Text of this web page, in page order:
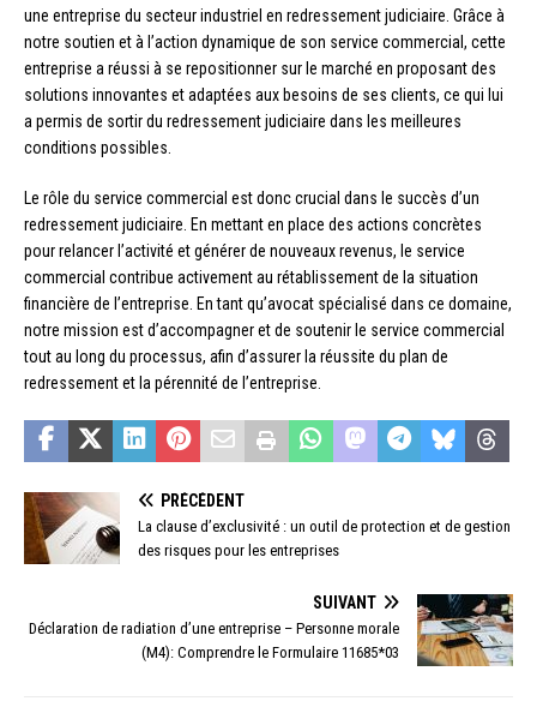
une entreprise du secteur industriel en redressement judiciaire. Grâce à
notre soutien et à l’action dynamique de son service commercial, cette
entreprise a réussi à se repositionner sur le marché en proposant des
solutions innovantes et adaptées aux besoins de ses clients, ce qui lui
a permis de sortir du redressement judiciaire dans les meilleures
conditions possibles.
Le rôle du service commercial est donc crucial dans le succès d’un
redressement judiciaire. En mettant en place des actions concrètes
pour relancer l’activité et générer de nouveaux revenus, le service
commercial contribue activement au rétablissement de la situation
financière de l’entreprise. En tant qu’avocat spécialisé dans ce domaine,
notre mission est d’accompagner et de soutenir le service commercial
tout au long du processus, afin d’assurer la réussite du plan de
redressement et la pérennité de l’entreprise.
PRÉCÉDENT
La clause d’exclusivité : un outil de protection et de gestion
des risques pour les entreprises
SUIVANT
Déclaration de radiation d’une entreprise – Personne morale
(M4): Comprendre le Formulaire 11685*03